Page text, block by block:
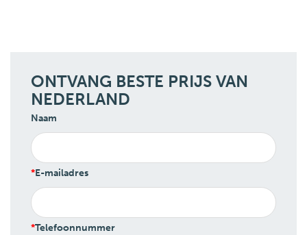
ONTVANG BESTE PRIJS VAN
NEDERLAND
Naam
E-mailadres
Telefoonnummer